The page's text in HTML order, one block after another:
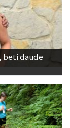
beti daude